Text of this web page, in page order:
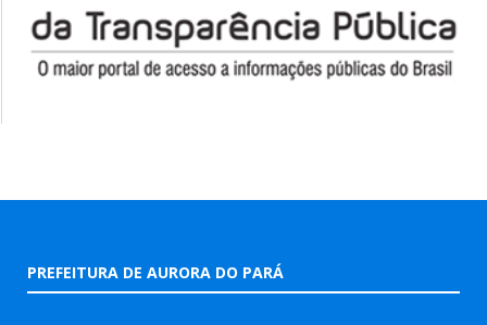
PREFEITURA DE AURORA DO PARÁ